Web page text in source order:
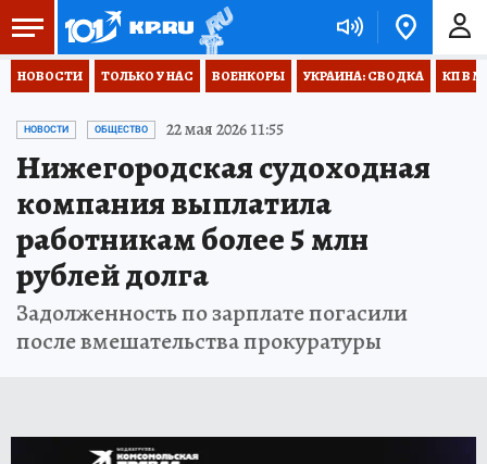
НОВОСТИ ТОЛЬКО У НАС ВОЕНКОРЫ УКРАИНА: СВОДКА КП В
НОВОСТИ ОБЩЕСТВО 22 мая 2026 11:55
Нижегородская судоходная
компания выплатила
работникам более 5 млн
рублей долга
Задолженность по зарплате погасили
после вмешательства прокуратуры